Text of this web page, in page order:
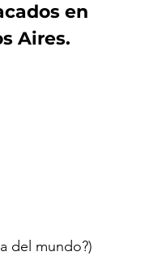
en
Aires.
del mundo?)